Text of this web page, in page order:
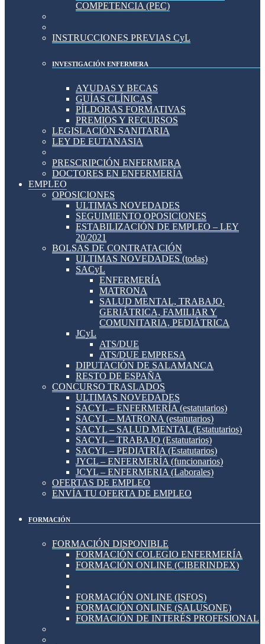
COMPETENCIA (PEC)
INSTRUCCIONES PREVIAS CyL
INVESTIGACIÓN ENFERMERA
AYUDAS Y BECAS
GUÍAS CLÍNICAS
PÍLDORAS FORMATIVAS
PREMIOS Y RECURSOS
LEGISLACIÓN SANITARIA
LEY DE EUTANASIA
PRESCRIPCIÓN ENFERMERA
DOCTORES EN ENFERMERÍA
EMPLEO
OPOSICIONES
ULTIMAS NOVEDADES
SEGUIMIENTO OPOSICIONES
ESTABILIZACIÓN DE EMPLEO – LEY
20/2021
BOLSAS DE CONTRATACIÓN
ULTIMAS NOVEDADES (todas)
SACyL
ENFERMERÍA
MATRONA
SALUD MENTAL, TRABAJO,
GERIÁTRICA, FAMILIAR Y
COMUNITARIA, PEDIÁTRICA
JCyL
ATS/DUE
ATS/DUE EMPRESA
DIPUTACIÓN DE SALAMANCA
RESTO DE ESPAÑA
CONCURSO TRASLADOS
ULTIMAS NOVEDADES
SACYL – ENFERMERÍA (estatutarios)
SACYL – MATRONA (estatutarios)
SACYL – SALUD MENTAL (Estatutarios)
SACYL – TRABAJO (Estatutarios)
SACYL – PEDIATRÍA (Estatutarios)
JYCL – ENFERMERÍA (funcionarios)
JCYL – ENFERMERIA (Laborales)
OFERTAS DE EMPLEO
ENVÍA TU OFERTA DE EMPLEO
FORMACIÓN
FORMACIÓN DISPONIBLE
FORMACIÓN COLEGIO ENFERMERÍA
FORMACIÓN ONLINE (CIBERINDEX)
FORMACIÓN ONLINE (ISFOS)
FORMACIÓN ONLINE (SALUSONE)
FORMACIÓN DE INTERÉS PROFESIONAL